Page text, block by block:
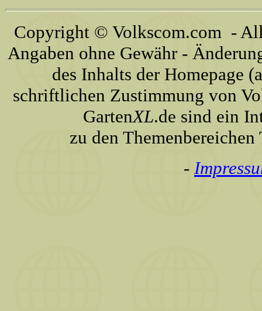
Copyright © Volkscom.com -
Angaben ohne Gewähr -
des Inhalts der Homepage
schriftlichen Zustimmung von
GartenXL.de sind ein
zu den
-